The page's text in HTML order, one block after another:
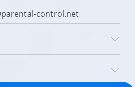
control.net